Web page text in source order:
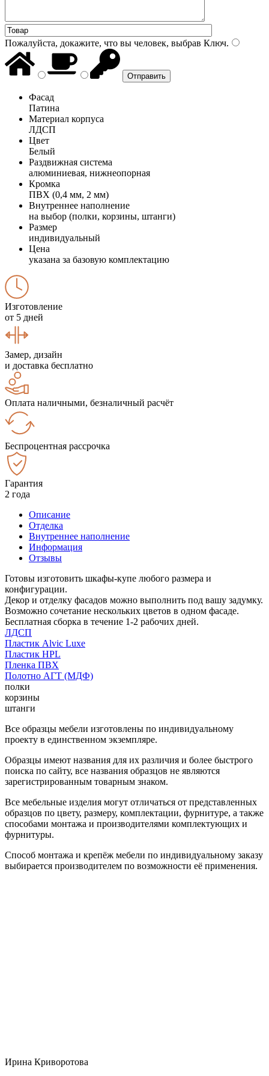
Пожалуйста, докажите, что вы человек, выбрав Ключ.
Фасад
Патина
Материал корпуса
ЛДСП
Цвет
Белый
Раздвижная система
алюминиевая, нижнеопорная
Кромка
ПВХ (0,4 мм, 2 мм)
Внутреннее наполнение
на выбор (полки, корзины, штанги)
Размер
индивидуальный
Цена
указана за базовую комплектацию
Изготовление
от 5 дней
Замер, дизайн
и доставка бесплатно
Оплата наличными, безналичный расчёт
Беспроцентная рассрочка
Гарантия
2 года
Описание
Отделка
Внутреннее наполнение
Информация
Отзывы
Готовы изготовить шкафы-купе любого размера и
конфигурации.
Декор и отделку фасадов можно выполнить под вашу задумку.
Возможно сочетание нескольких цветов в одном фасаде.
Бесплатная сборка в течение 1-2 рабочих дней.
ЛДСП
Пластик Alvic Luxe
Пластик HPL
Пленка ПВХ
Полотно АГТ (МДФ)
полки
корзины
штанги
Все образцы мебели изготовлены по индивидуальному
проекту в единственном экземпляре.
Образцы имеют названия для их различия и более быстрого
поиска по сайту, все названия образцов не являются
зарегистрированным товарным знаком.
Все мебельные изделия могут отличаться от представленных
образцов по цвету, размеру, комплектации, фурнитуре, а также
способами монтажа и производителями комплектующих и
фурнитуры.
Способ монтажа и крепёж мебели по индивидуальному заказу
выбирается производителем по возможности её применения.
Ирина Криворотова